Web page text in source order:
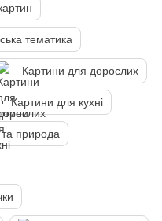
тематика
Картини для дорослих
Картини для кухні
природа